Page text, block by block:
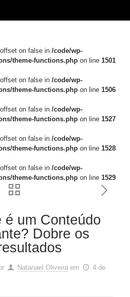
on false in /code/wp-
theme-functions.php on line 1501
on false in /code/wp-
theme-functions.php on line 1506
on false in /code/wp-
theme-functions.php on line 1527
on false in /code/wp-
theme-functions.php on line 1528
on false in /code/wp-
theme-functions.php on line 1529
é um Conteúdo
Dobre os
Natanael Oliveira em
4 de